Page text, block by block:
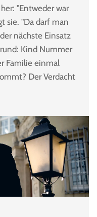
"Entweder war
sie. "Da darf man
nächste Einsatz
Kind Nummer
Familie einmal
Der Verdacht